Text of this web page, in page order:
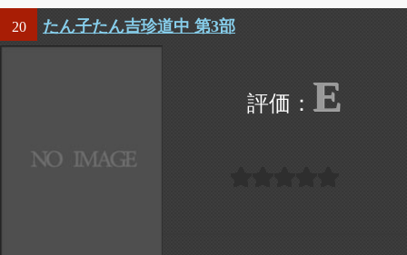
20 たん子たん吉珍道中 第3部
E